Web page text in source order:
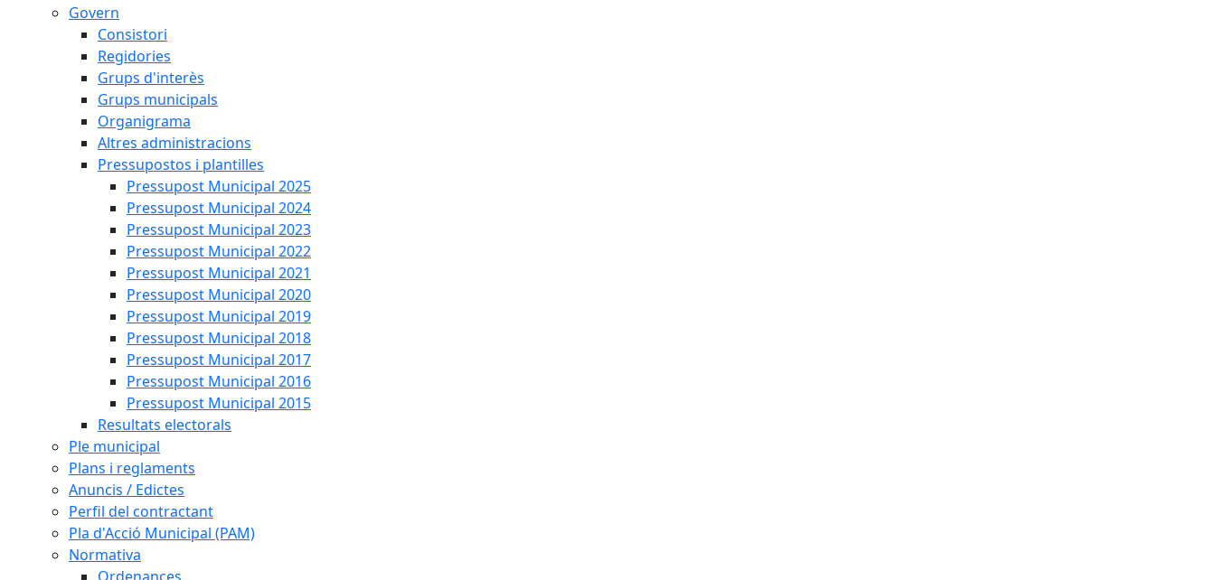
Govern
Consistori
Regidories
Grups d'interès
Grups municipals
Organigrama
Altres administracions
Pressupostos i plantilles
Pressupost Municipal 2025
Pressupost Municipal 2024
Pressupost Municipal 2023
Pressupost Municipal 2022
Pressupost Municipal 2021
Pressupost Municipal 2020
Pressupost Municipal 2019
Pressupost Municipal 2018
Pressupost Municipal 2017
Pressupost Municipal 2016
Pressupost Municipal 2015
Resultats electorals
Ple municipal
Plans i reglaments
Anuncis / Edictes
Perfil del contractant
Pla d'Acció Municipal (PAM)
Normativa